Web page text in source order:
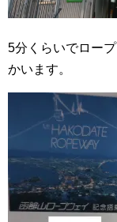
5分くらいでロー
かいます。